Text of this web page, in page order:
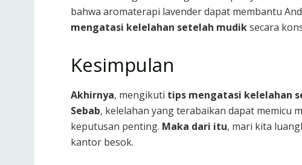
bahwa aromaterapi lavender dapat membantu
mengatasi kelelahan setelah mudiksecara
Kesimpulan
Akhirnya, mengikuti tips mengatasi kelelahan
Sebab, kelelahan yang terabaikan dapat memicu
keputusan penting. Maka dari itu, mari kita
kantor besok.